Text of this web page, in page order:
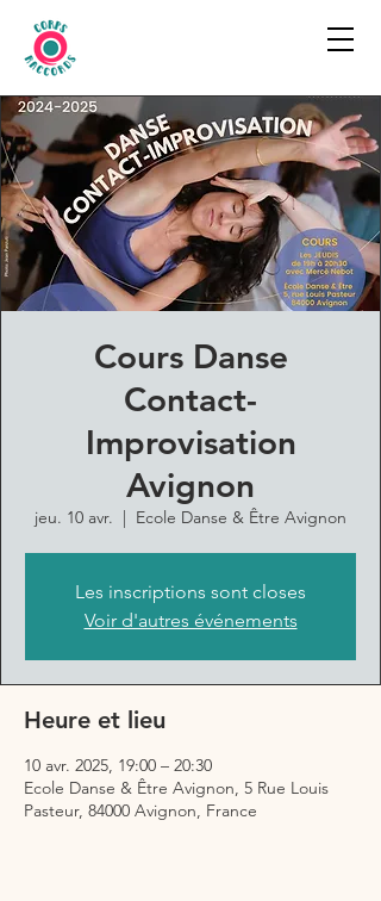
Cours Danse
Contact-
Improvisation
Avignon
jeu. 10 avr.
  |
Ecole Danse & Être Avignon
Les inscriptions sont closes
Voir d'autres événements
Heure et lieu
10 avr. 2025, 19:00 – 20:30
Ecole Danse & Être Avignon, 5 Rue Louis
Pasteur, 84000 Avignon, France